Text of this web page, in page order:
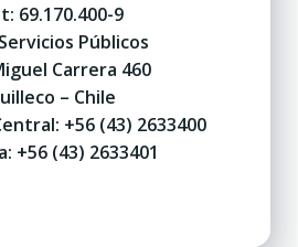
69.170.400-9
Públicos
Carrera 460
– Chile
+56 (43) 2633400
+56 (43) 2633401